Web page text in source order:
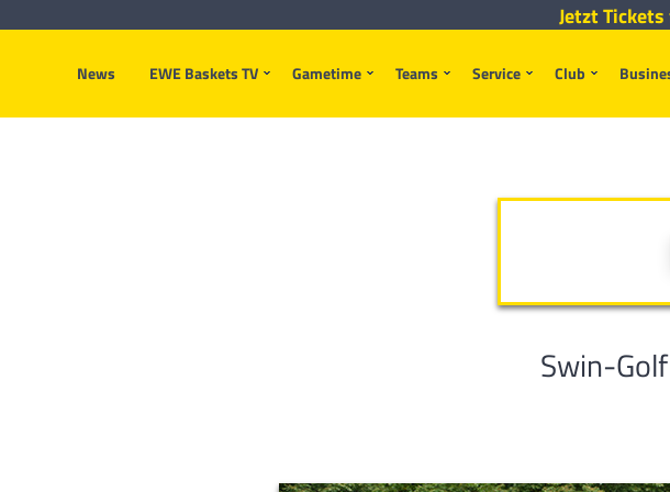
News EWE Baskets TV Gametime Teams Service Club
Jetzt
Swin-